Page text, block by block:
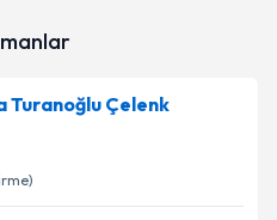
Turanoğlu Çelenk